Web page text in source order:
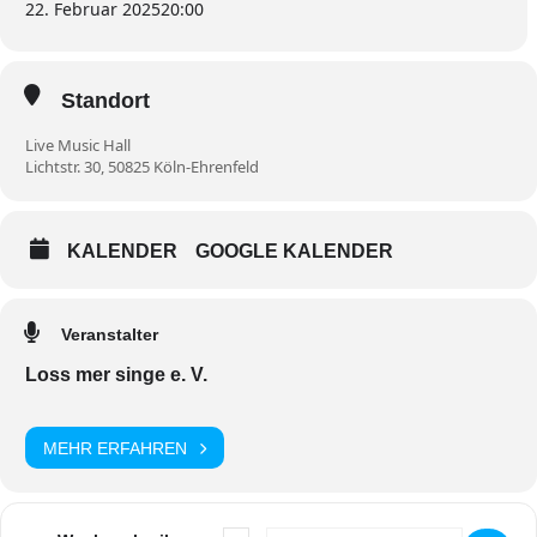
22. Februar 202520:00
Standort
Live Music Hall
Lichtstr. 30, 50825 Köln-Ehrenfeld
KALENDER GOOGLE KALENDER
Veranstalter
Loss mer singe e. V.
MEHR ERFAHREN